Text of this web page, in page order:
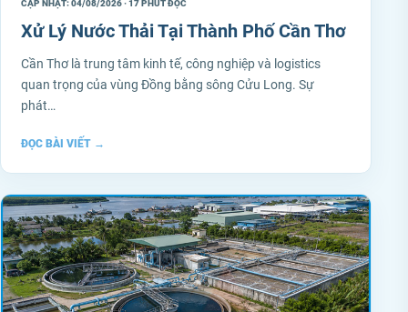
CẬP NHẬT: 04/08/2026 · 17 PHÚT ĐỌC
Xử Lý Nước Thải Tại Thành Phố Cần Thơ
Cần Thơ là trung tâm kinh tế, công nghiệp và logistics
quan trọng của vùng Đồng bằng sông Cửu Long. Sự
phát…
ĐỌC BÀI VIẾT →